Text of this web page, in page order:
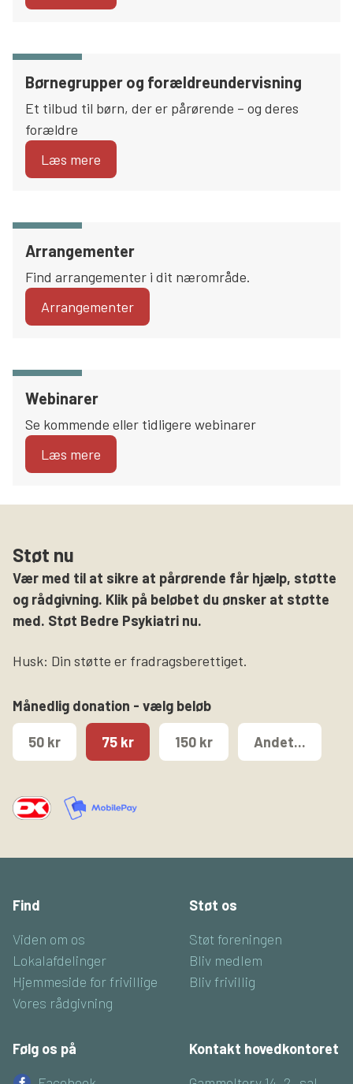
Børnegrupper og forældreundervisning
Et tilbud til børn, der er pårørende – og deres
forældre
Læs mere
Arrangementer
Find arrangementer i dit nærområde.
Arrangementer
Webinarer
Se kommende eller tidligere webinarer
Læs mere
Støt nu
Vær med til at sikre at pårørende får hjælp, støtte
og rådgivning. Klik på beløbet du ønsker at støtte
med. Støt Bedre Psykiatri nu.
Husk: Din støtte er fradragsberettiget.
Månedlig donation - vælg beløb
50 kr 75 kr 150 kr Andet...
Find
Viden om os
Lokalafdelinger
Hjemmeside for frivillige
Vores rådgivning
Støt os
Støt foreningen
Bliv medlem
Bliv frivillig
Følg os på
Kontakt hovedkontoret